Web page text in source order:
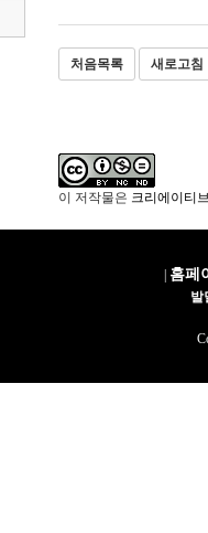
처음목록 새로고침
이 저작물은 크리에이티
홈페
발